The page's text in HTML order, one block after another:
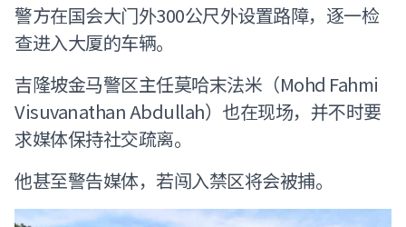
警方在国会大门外300公尺外设置路障，逐一检
查进入大厦的车辆。
吉隆坡金马警区主任莫哈末法米（Mohd Fahmi
Visuvanathan Abdullah）也在现场，并不时要
求媒体保持社交疏离。
他甚至警告媒体，若闯入禁区将会被捕。